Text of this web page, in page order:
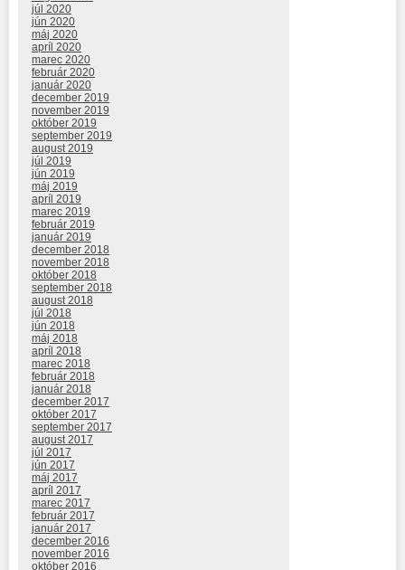
júl 2020
jún 2020
máj 2020
apríl 2020
marec 2020
február 2020
január 2020
december 2019
november 2019
október 2019
september 2019
august 2019
júl 2019
jún 2019
máj 2019
apríl 2019
marec 2019
február 2019
január 2019
december 2018
november 2018
október 2018
september 2018
august 2018
júl 2018
jún 2018
máj 2018
apríl 2018
marec 2018
február 2018
január 2018
december 2017
október 2017
september 2017
august 2017
júl 2017
jún 2017
máj 2017
apríl 2017
marec 2017
február 2017
január 2017
december 2016
november 2016
október 2016